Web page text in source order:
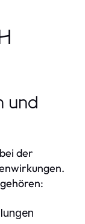
und
der